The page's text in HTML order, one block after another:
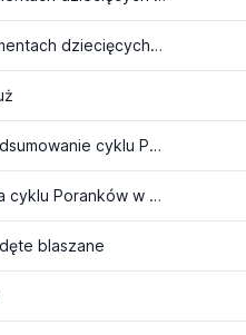
Poranek Muzyczny 34 - Muzykalny zastęp, czyli o instrumentach dziecięcych cz. II
Poranek Muzyczny 36 - Każdy miesiąc kolor ma, czyli podsumowanie cyklu Poranków
Poranek Muzyczny 37 - Dzień dobry muzyko! Inauguracja cyklu Poranków w sezonie 1998/1999
blaszane